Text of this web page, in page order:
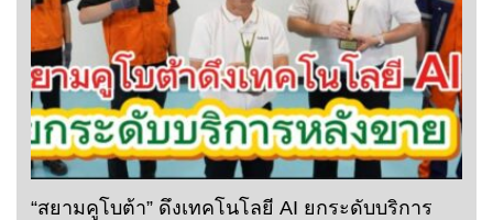
“สยามคูโบต้า” ดึงเทคโนโลยี AI ยกระดับบริการ